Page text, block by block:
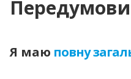
Я маю повну